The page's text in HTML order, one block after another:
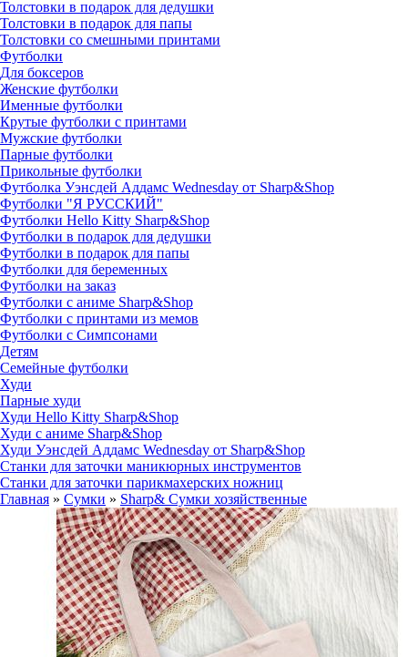
Толстовки в подарок для дедушки
Толстовки в подарок для папы
Толстовки со смешными принтами
Футболки
Для боксеров
Женские футболки
Именные футболки
Крутые футболки с принтами
Мужские футболки
Парные футболки
Прикольные футболки
Футболка Уэнсдей Аддамс Wednesday от Sharp&Shop
Футболки "Я РУССКИЙ"
Футболки Hello Kitty Sharp&Shop
Футболки в подарок для дедушки
Футболки в подарок для папы
Футболки для беременных
Футболки на заказ
Футболки с аниме Sharp&Shop
Футболки с принтами из мемов
Футболки с Симпсонами
Детям
Семейные футболки
Худи
Парные худи
Худи Hello Kitty Sharp&Shop
Худи с аниме Sharp&Shop
Худи Уэнсдей Аддамс Wednesday от Sharp&Shop
Станки для заточки маникюрных инструментов
Станки для заточки парикмахерских ножниц
Главная » Сумки » Sharp& Сумки хозяйственные